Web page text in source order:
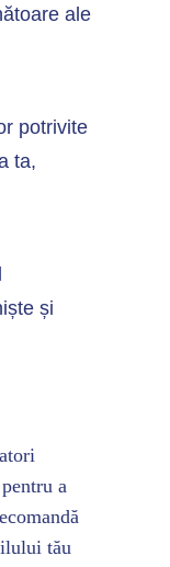
ale
potrivite
ta,
și
a
tău